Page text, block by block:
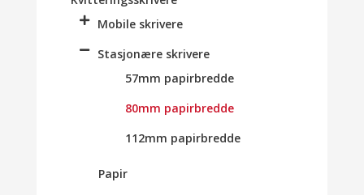
Mobile skrivere
Stasjonære skrivere
57mm papirbredde
80mm papirbredde
112mm papirbredde
Papir